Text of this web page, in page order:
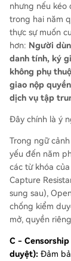
nhưng nếu kéo
trong hai năm
thực sự muốn
hơn: Người
danh tính, ký
không phụ
giao nộp
dịch vụ tập
Đây chính là ý
Trong ngữ
yếu đến năm
các từ khóa
Capture
sung sau),
chống kiểm
mở, quyền
C -
duyệt): Đảm